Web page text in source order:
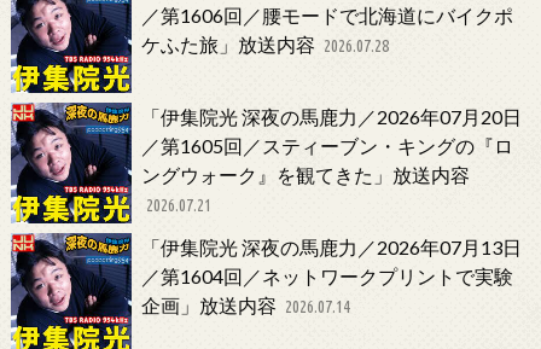
／第1606回／腰モードで北海道にバイクポ
ケふた旅」放送内容 2026.07.28
「伊集院光 深夜の馬鹿力／2026年07月20日
／第1605回／スティーブン・キングの『ロ
ングウォーク』を観てきた」放送内容
2026.07.21
「伊集院光 深夜の馬鹿力／2026年07月13日
／第1604回／ネットワークプリントで実験
企画」放送内容 2026.07.14